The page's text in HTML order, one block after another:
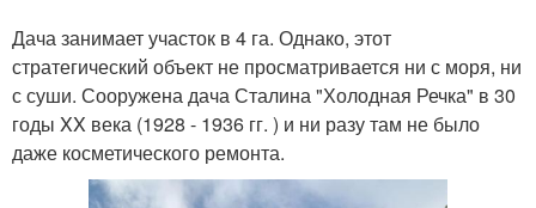
Дача занимает участок в 4 га. Однако, этот
стратегический объект не просматривается ни с моря, ни
с суши. Сооружена дача Сталина "Холодная Речка" в 30
годы XX века (1928 - 1936 гг. ) и ни разу там не было
даже косметического ремонта.